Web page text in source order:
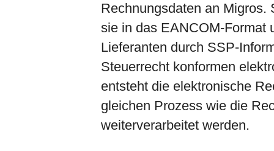
Rechnungsdaten an Migros.
sie in das EANCOM-Format
Lieferanten durch SSP-
Steuerrecht konformen
entsteht die elektronische
gleichen Prozess wie die
weiterverarbeitet werden.